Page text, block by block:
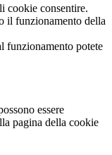
cookie consentire.
il funzionamento della
funzionamento potete
essere
pagina della cookie